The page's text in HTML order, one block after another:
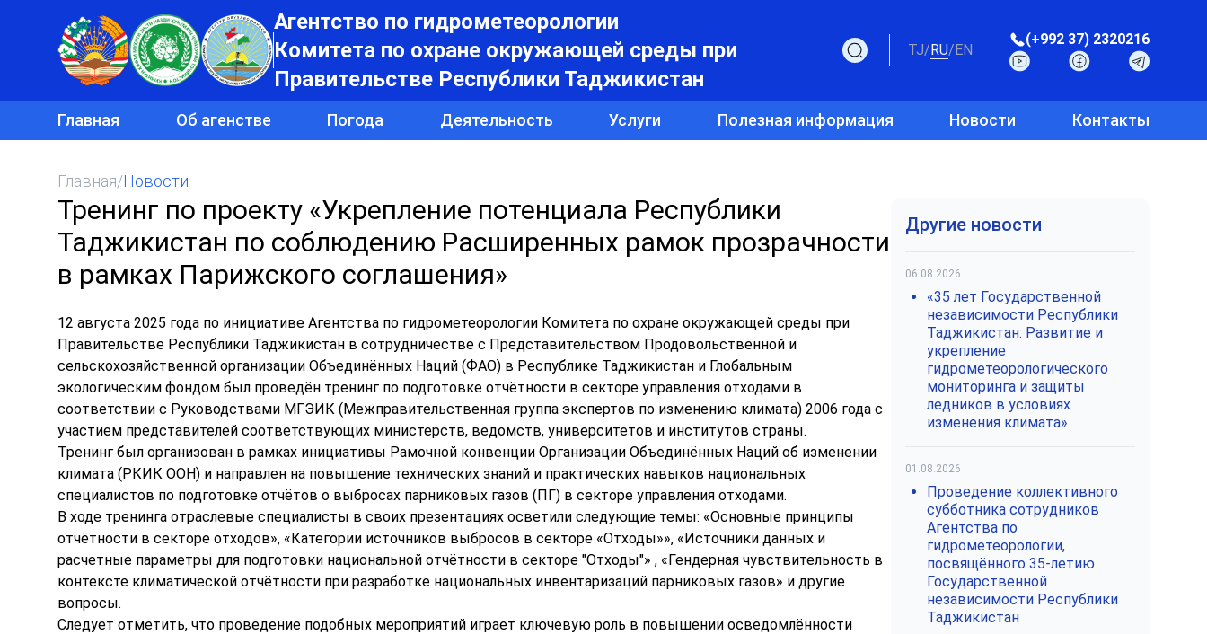
Агентство по гидрометеорологии
Комитета по охране окружающей среды при
Правительстве Республики Таджикистан
TJ/RU/EN
(+992 37) 2320216
Главная Об агенстве Погода Деятельность Услуги Полезная информация Новости Контакты
Главная/Новости
Тренинг по проекту «Укрепление потенциала Республики
Таджикистан по соблюдению Расширенных рамок прозрачности
в рамках Парижского соглашения»
12 августа 2025 года по инициативе Агентства по гидрометеорологии Комитета по охране окружающей среды при
Правительстве Республики Таджикистан в сотрудничестве с Представительством Продовольственной и
сельскохозяйственной организации Объединённых Наций (ФАО) в Республике Таджикистан и Глобальным
экологическим фондом был проведён тренинг по подготовке отчётности в секторе управления отходами в
соответствии с Руководствами МГЭИК (Межправительственная группа экспертов по изменению климата) 2006 года с
участием представителей соответствующих министерств, ведомств, университетов и институтов страны.
Тренинг был организован в рамках инициативы Рамочной конвенции Организации Объединённых Наций об изменении
климата (РКИК ООН) и направлен на повышение технических знаний и практических навыков национальных
специалистов по подготовке отчётов о выбросах парниковых газов (ПГ) в секторе управления отходами.
В ходе тренинга отраслевые специалисты в своих презентациях осветили следующие темы: «Основные принципы
отчётности в секторе отходов», «Категории источников выбросов в секторе «Отходы»», «Источники данных и
расчетные параметры для подготовки национальной отчётности в секторе "Отходы"» , «Гендерная чувствительность в
контексте климатической отчётности при разработке национальных инвентаризаций парниковых газов» и другие
вопросы.
Следует отметить, что проведение подобных мероприятий играет ключевую роль в повышении осведомлённости
Другие новости
06.08.2026
«35 лет Государственной
независимости Республики
Таджикистан: Развитие и
укрепление
гидрометеорологического
мониторинга и защиты
ледников в условиях
изменения климата»
01.08.2026
Проведение коллективного
субботника сотрудников
Агентства по
гидрометеорологии,
посвящённого 35-летию
Государственной
независимости Республики
Таджикистан